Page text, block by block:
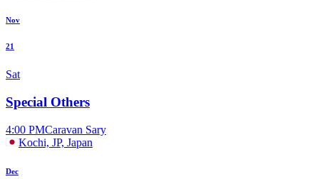
Nov
21
Sat
Special Others
4:00 PMCaravan Sary
Kochi, JP, Japan
Dec